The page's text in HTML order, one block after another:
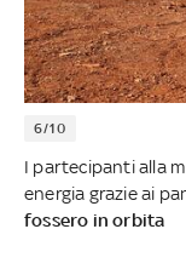
6/10
I partecipanti alla
energia grazie ai
fossero in orbita